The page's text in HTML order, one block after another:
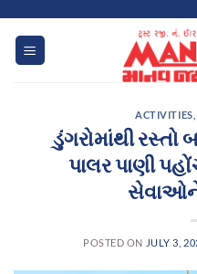
content
ACTIVITIES
ડુંગરોમાંથી રસ્તો
પાલર પાણી
સેવાઓને
POSTED ON JULY 3,